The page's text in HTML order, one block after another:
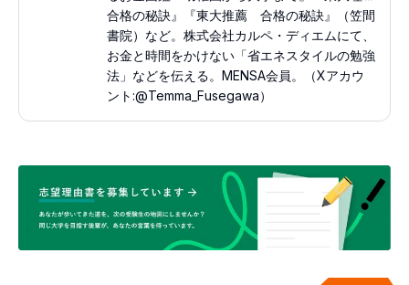
合格の秘訣』『東大推薦 合格の秘訣』（笠間
書院）など。株式会社カルペ・ディエムにて、
お金と時間をかけない「省エネスタイルの勉強
法」などを伝える。MENSA会員。（Xアカウ
ント:@Temma_Fusegawa）